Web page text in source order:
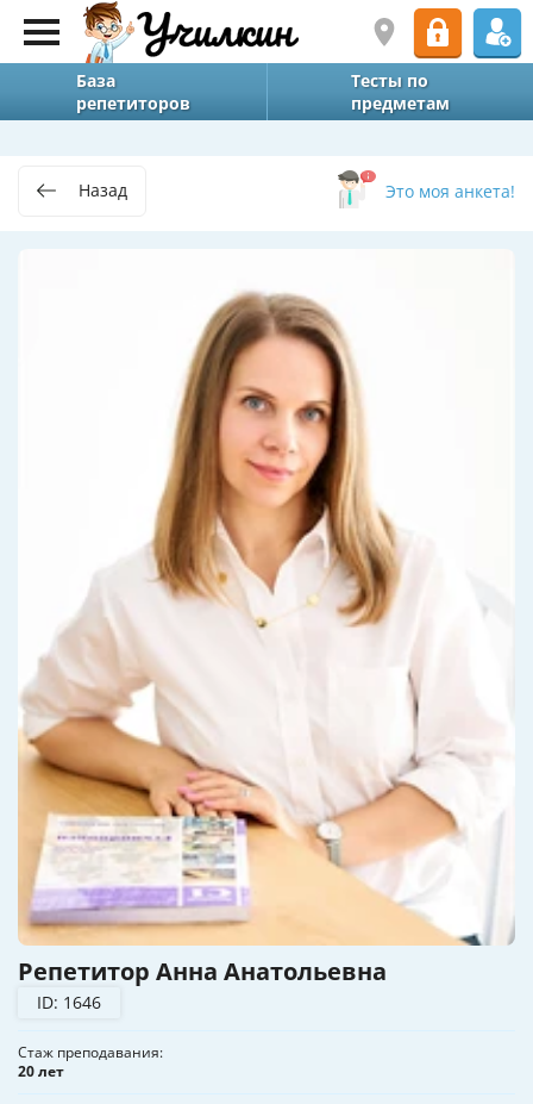
База
репетиторов
Тесты по
предметам
Назад Это моя анкета!
Репетитор Анна Анатольевна
ID: 1646
Стаж преподавания
20 лет